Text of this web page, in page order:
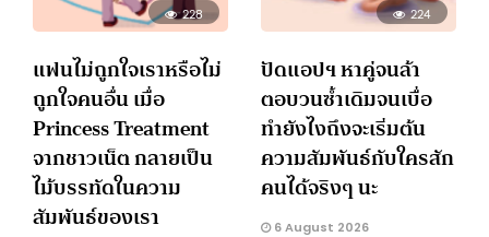
228
แฟนไม่ถูกใจเราหรือไม่
ถูกใจคนอื่น เมื่อ
Princess Treatment
จากชาวเน็ต กลายเป็น
ไม้บรรทัดในความ
สัมพันธ์ของเรา
224
ปัดแอปฯ หาคู่จนล้า
ตอบวนซ้ำเดิมจนเบื่อ
ทำยังไงถึงจะเริ่มต้น
ความสัมพันธ์กับใครสัก
คนได้จริงๆ นะ
6 August 2026